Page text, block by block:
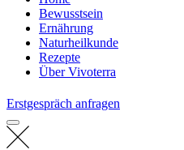
Bewusstsein
Ernährung
Naturheilkunde
Rezepte
Über Vivoterra
Erstgespräch anfragen